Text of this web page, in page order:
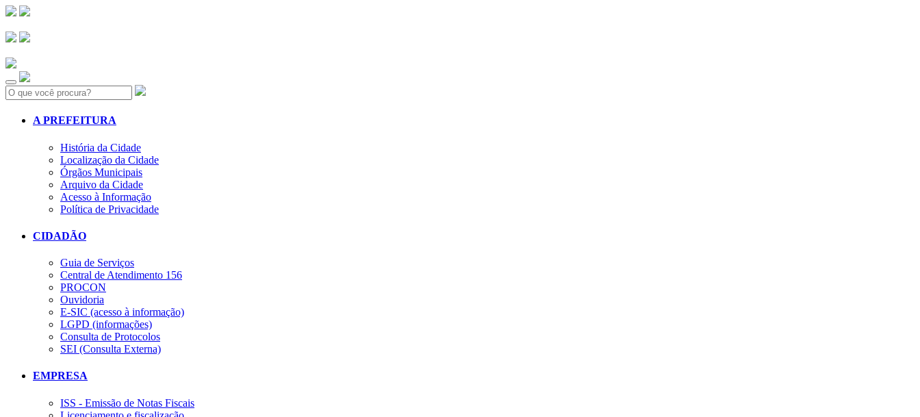
Search:
A PREFEITURA
História da Cidade
Localização da Cidade
Órgãos Municipais
Arquivo da Cidade
Acesso à Informação
Política de Privacidade
CIDADÃO
Guia de Serviços
Central de Atendimento 156
PROCON
Ouvidoria
E-SIC (acesso à informação)
LGPD (informações)
Consulta de Protocolos
SEI (Consulta Externa)
EMPRESA
ISS - Emissão de Notas Fiscais